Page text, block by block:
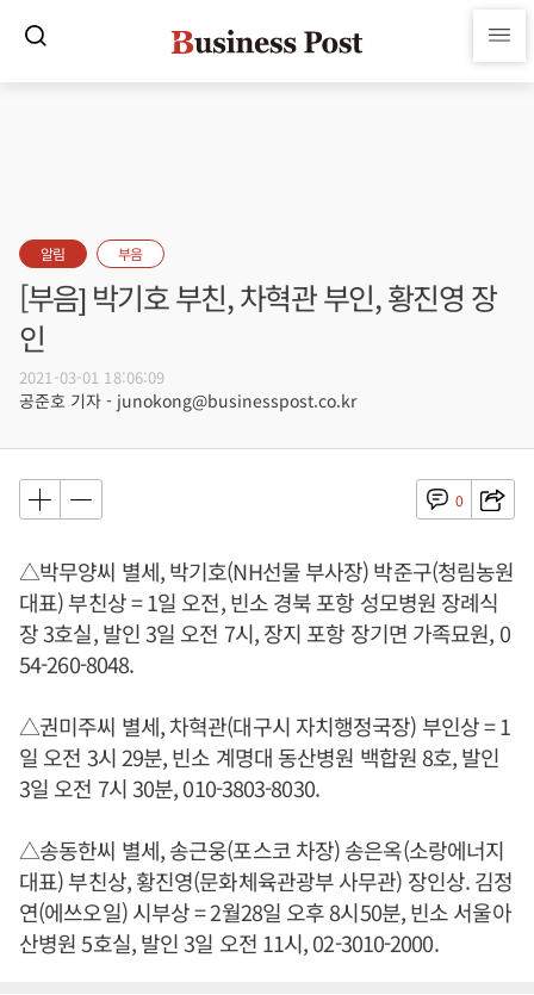
알림 부음
[부음] 박기호 부친, 차혁관 부인, 황진영 장
인
2021-03-01 18:06:09
공준호 기자 - junokong@businesspost.co.kr
0
△박무양씨 별세, 박기호(NH선물 부사장) 박준구(청림농원
대표) 부친상 = 1일 오전, 빈소 경북 포항 성모병원 장례식
장 3호실, 발인 3일 오전 7시, 장지 포항 장기면 가족묘원, 0
54-260-8048.
△권미주씨 별세, 차혁관(대구시 자치행정국장) 부인상 = 1
일 오전 3시 29분, 빈소 계명대 동산병원 백합원 8호, 발인
3일 오전 7시 30분, 010-3803-8030.
△송동한씨 별세, 송근웅(포스코 차장) 송은옥(소랑에너지
대표) 부친상, 황진영(문화체육관광부 사무관) 장인상. 김정
연(에쓰오일) 시부상 = 2월28일 오후 8시50분, 빈소 서울아
산병원 5호실, 발인 3일 오전 11시, 02-3010-2000.